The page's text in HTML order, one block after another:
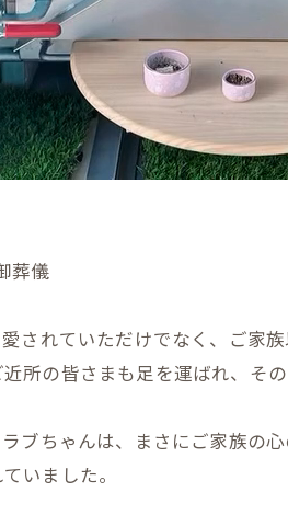
葬儀
されていただけでなく、ご家
所の皆さまも足を運ばれ、そ
ブちゃんは、まさにご家族の
いました。